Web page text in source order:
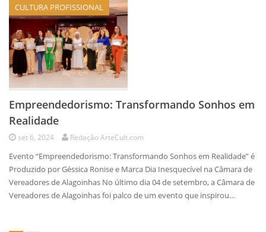
CULTURA PROFISSIONAL
Empreendedorismo: Transformando Sonhos em
Realidade
set 6, 2024 Redação ArteCult.com
Evento “Empreendedorismo: Transformando Sonhos em Realidade” é
Produzido por Géssica Ronise e Marca Dia Inesquecível na Câmara de
Vereadores de Alagoinhas No último dia 04 de setembro, a Câmara de
Vereadores de Alagoinhas foi palco de um evento que inspirou…